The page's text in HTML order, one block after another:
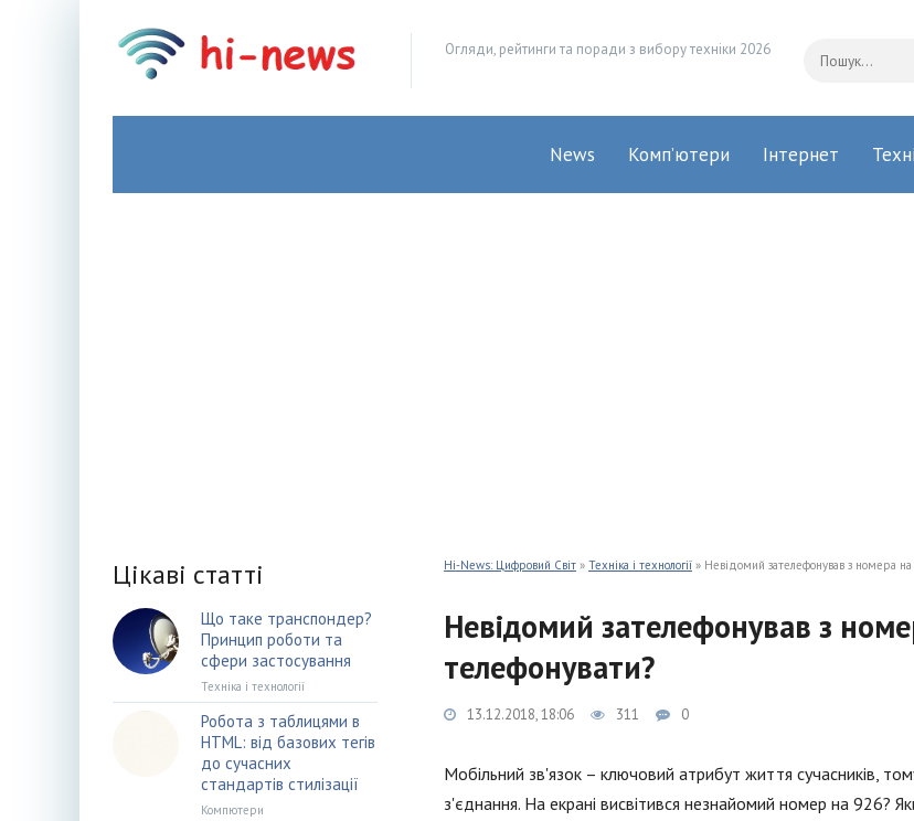
Огляди, рейтинги та поради з вибору техніки 2026
News Комп’ютери Інтернет
Hi-News: Цифровий Світ » Техніка і технології » Невідомий зателефонував з номера
Невідомий зателефонував з
телефонувати?
13.12.2018, 18:06 311 0
Мобільний зв'язок – ключовий атрибут життя сучасників,
з'єднання. На екрані висвітився незнайомий номер на 926?
Цікаві статті
Що таке транспондер?
Принцип роботи та
сфери застосування
Техніка і технології
Робота з таблицями в
HTML: від базових тегів
до сучасних
стандартів стилізації
Компютери